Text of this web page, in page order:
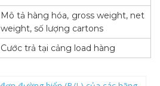
Mô tả hàng hóa, gross weight, net
weight, số lượng cartons
Cước trả tại cảng load hàng